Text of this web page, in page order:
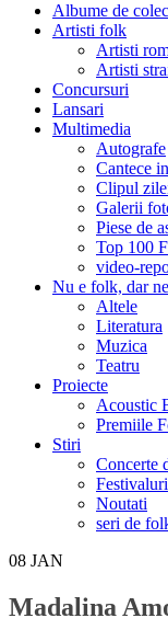
Albume de
Artisti folk
Artisti
Artisti
Concursuri
Lansari
Multimedia
Autografe
Cantece
Clipul
Galerii
Piese de
Top 100
video-
Nu e folk, dar
Altele
Literatura
Muzica
Teatru
Proiecte
Acoustic
Premiile
Stiri
Concerte
Festivaluri
Noutati
seri de
08 JAN
Madalina